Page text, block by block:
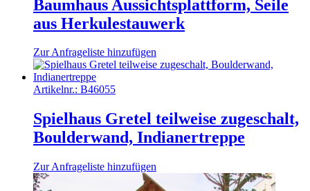
Baumhaus Aussichtsplattform, Seile
aus Herkulestauwerk
Zur Anfrageliste hinzufügen
Artikelnr.: B46055
Spielhaus Gretel teilweise zugeschalt,
Boulderwand, Indianertreppe
Zur Anfrageliste hinzufügen